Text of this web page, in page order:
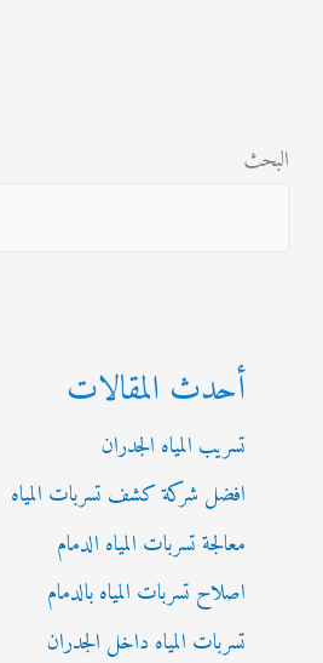
أحدث المقالات
تسريب المياه الجدران
افضل شركة كشف تسربات المياه
معالجة تسربات المياه الدمام
اصلاح تسربات المياه بالدمام
تسربات المياه داخل الجدران